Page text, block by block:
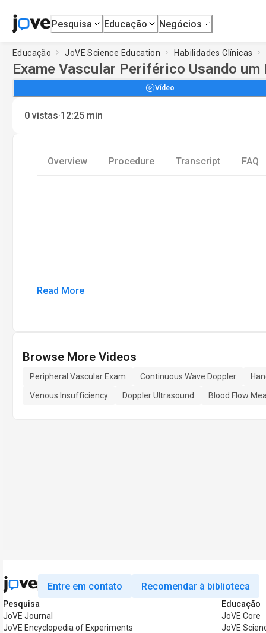
Pesquisa Educação Negócios
Educação JoVE Science Education Habilidades Clínicas
Exame Vascular Periférico Usando um
Vídeo
0 vistas·12:25 min
Overview Procedure Transcript FAQ
Read More
Browse More Videos
Peripheral Vascular Exam Continuous Wave Doppler
Venous Insufficiency
Doppler Ultrasound Blood Flow
Entre em contato Recomendar à biblioteca
Pesquisa
JoVE Journal
JoVE Encyclopedia of Experiments
Educação
JoVE Core
JoVE